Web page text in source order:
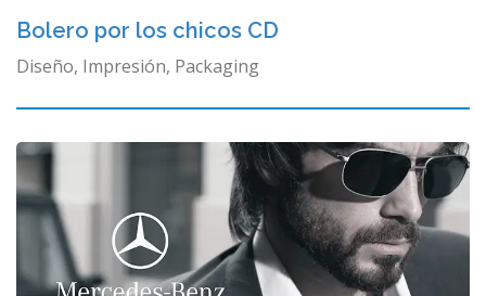
Bolero por los chicos CD
Diseño, Impresión, Packaging